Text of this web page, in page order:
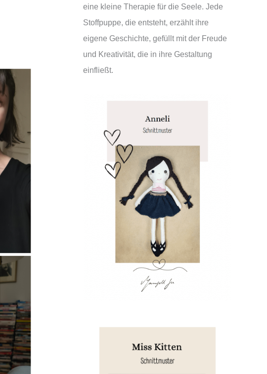
eine kleine Therapie für die Seele. Jede
Stoffpuppe, die entsteht, erzählt ihre
eigene Geschichte, gefüllt mit der Freude
und Kreativität, die in ihre Gestaltung
einfließt.